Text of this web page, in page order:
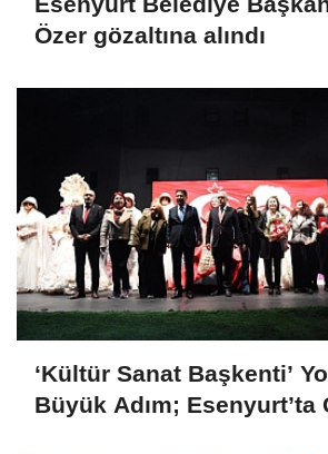
Özer gözaltına alındı
‘Kültür Sanat Başkenti’
Büyük Adım;